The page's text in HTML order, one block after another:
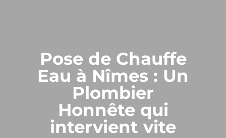
Pose de Chauffe
Eau à Nîmes : Un
Plombier
Honnête qui
intervient vite